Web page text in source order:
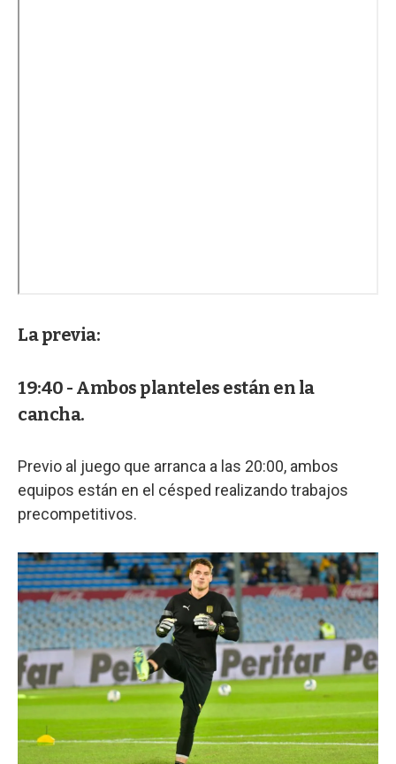
La previa:
19:40 - Ambos planteles están en la
cancha.
Previo al juego que arranca a las 20:00, ambos
equipos están en el césped realizando trabajos
precompetitivos.